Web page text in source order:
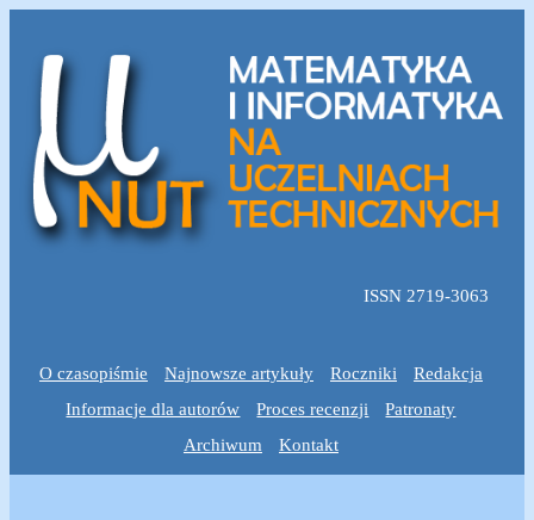
ISSN 2719-3063
O czasopiśmie Najnowsze artykuły Roczniki
Redakcja
Informacje dla autorów
Proces recenzji
Patronaty
Archiwum
Kontakt